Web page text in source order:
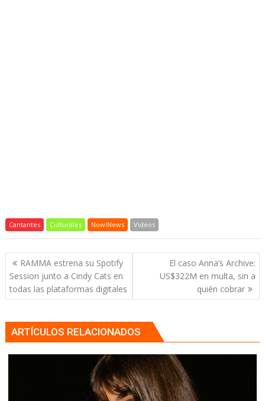
Cantantes Culturales Now!News Videos
Navegación
de
entradas
RAMMA estrena su Spotify
Session junto a Cindy Cats en
todas las plataformas digitales
El caso Anna’s Archive:
US$322M en multa, sin a
quién cobrar
ARTÍCULOS RELACIONADOS